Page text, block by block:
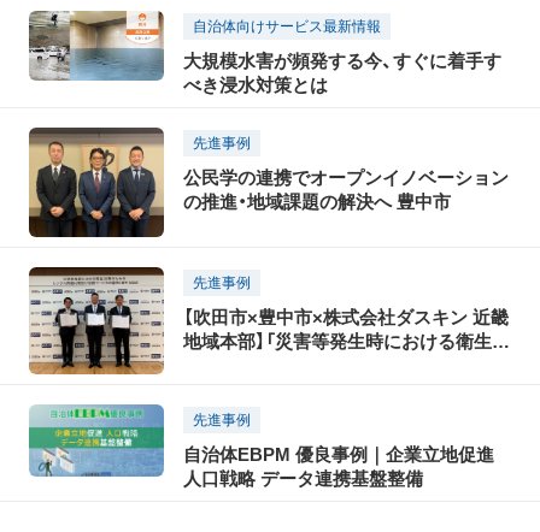
自治体向けサービス最新情報
大規模水害が頻発する今、すぐに着手す
べき浸水対策とは
先進事例
公民学の連携でオープンイノベーション
の推進・地域課題の解決へ 豊中市
先進事例
【吹田市×豊中市×株式会社ダスキン 近畿
地域本部】「災害等発生時における衛生対
先進事例
自治体EBPM 優良事例｜企業立地促進
人口戦略 データ連携基盤整備